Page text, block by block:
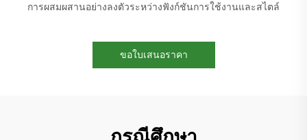
การผสมผสานอย่างลงตัวระหว่างฟังก์ชันการใช้งานและสไตล์
ขอใบเสนอราคา